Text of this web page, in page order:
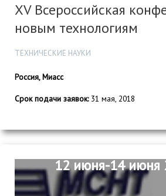
XV Всероссийская
новым технологиям
ТЕХНИЧЕСКИЕ НАУКИ
Россия, Миасс
Срок подачи заявок:31 мая, 2018
12 июня-14 июня